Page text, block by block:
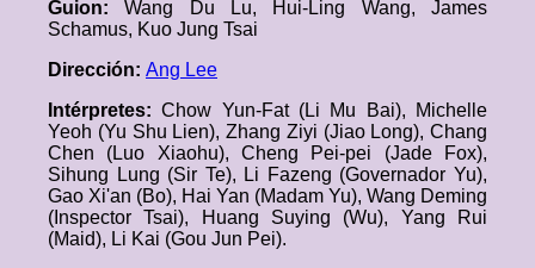
Guion:Wang Du Lu, Hui-Ling Wang, James
Schamus, Kuo Jung Tsai
Dirección: Ang Lee
Intérpretes:Chow Yun-Fat (Li Mu Bai), Michelle
Yeoh (Yu Shu Lien), Zhang Ziyi (Jiao Long), Chang
Chen (Luo Xiaohu), Cheng Pei-pei (Jade Fox),
Sihung Lung (Sir Te), Li Fazeng (Governador Yu),
Gao Xi'an (Bo), Hai Yan (Madam Yu), Wang Deming
(Inspector Tsai), Huang Suying (Wu), Yang Rui
(Maid), Li Kai (Gou Jun Pei).